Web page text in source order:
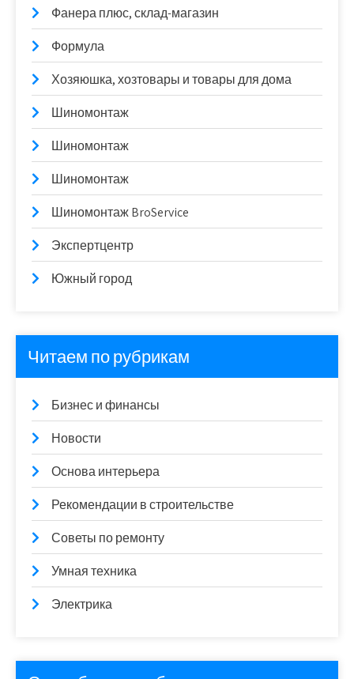
Фанера плюс, склад-магазин
Формула
Хозяюшка, хозтовары и товары для дома
Шиномонтаж
Шиномонтаж
Шиномонтаж
Шиномонтаж BroService
Экспертцентр
Южный город
Читаем по рубрикам
Бизнес и финансы
Новости
Основа интерьера
Рекомендации в строительстве
Советы по ремонту
Умная техника
Электрика